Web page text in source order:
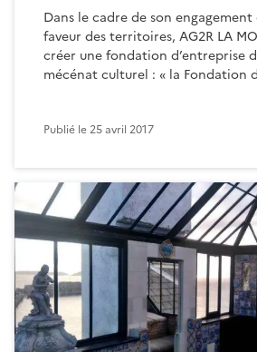
Dans le cadre de son
faveur des territoires, AG2R LA
créer une fondation d’entreprise
mécénat culturel : « la Fondation
Publié le25 avril 2017